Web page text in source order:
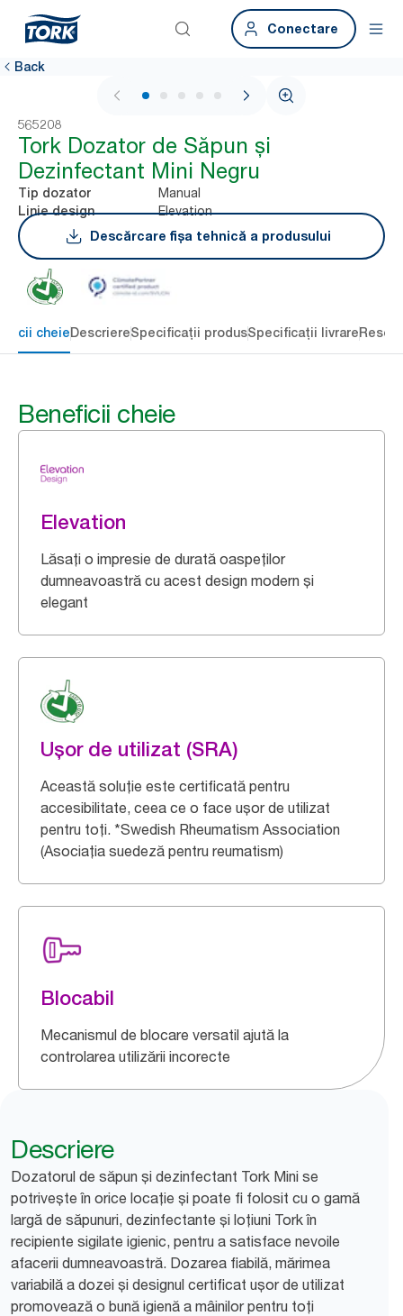
Conectare
Back
1 / 5
565208
Tork Dozator de Săpun și
Dezinfectant Mini Negru
Tip dozator Manual
Linie design
Elevation
Descărcare fișa tehnică a produsului
cheieDescriereSpecificații produsSpecificații livrare
Beneficii cheie
Elevation
Lăsați o impresie de durată oaspeților
dumneavoastră cu acest design modern și
elegant
Ușor de utilizat (SRA)
Această soluție este certificată pentru
accesibilitate, ceea ce o face ușor de utilizat
pentru toți. *Swedish Rheumatism Association
(Asociația suedeză pentru reumatism)
Blocabil
Mecanismul de blocare versatil ajută la
controlarea utilizării incorecte
Descriere
Dozatorul de săpun și dezinfectant Tork Mini se
potrivește în orice locație și poate fi folosit cu o gamă
largă de săpunuri, dezinfectante și loțiuni Tork în
recipiente sigilate igienic, pentru a satisface nevoile
afacerii dumneavoastră. Dozarea fiabilă, mărimea
variabilă a dozei și designul certificat ușor de utilizat
promovează o bună igienă a mâinilor pentru toți